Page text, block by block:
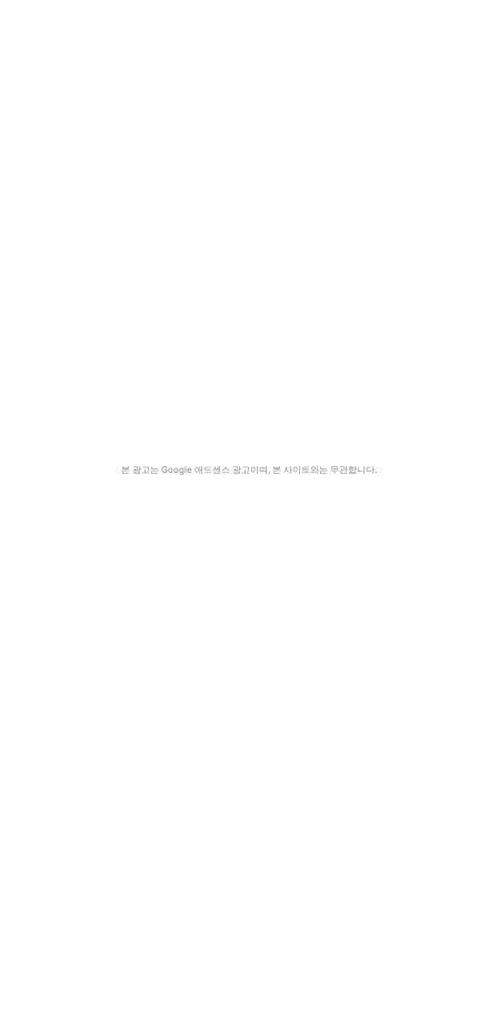
본 광고는 Google 애드센스 광고이며, 본 사이트와는 무관합니다.